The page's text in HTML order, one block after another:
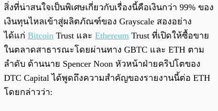
สิ่งที่น่าสนใจเป็นพิเศษเกี่ยวกับเรื่องนี้คือเงินกว่า 99% ของ
เงินทุนไหลเข้าสู่ผลิตภัณฑ์ของ Grayscale สองอย่าง
ได้แก่ Bitcoin Trust และ Ethereum Trust ที่เปิดให้ซื้อขาย
ในตลาดสาธารณะโดยผ่านทาง GBTC และ ETH ตาม
ลำดับ ด้านนาย Spencer Noon หัวหน้าฝ่ายคริปโตของ
DTC Capital ได้พูดถึงความสำคัญของรายงานนี้ต่อ ETH
โดยกล่าวว่า: